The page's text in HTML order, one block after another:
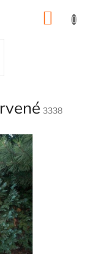
3338